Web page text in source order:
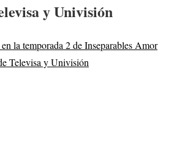
y Univisión
la temporada 2 de Inseparables Amor
Televisa y Univisión